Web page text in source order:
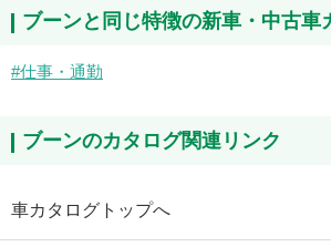
ブーンと同じ特徴の新車・中古車
仕事・通勤
ブーンのカタログ関連リンク
車カタログトップへ